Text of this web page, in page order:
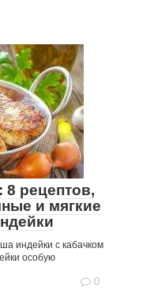
8 рецептов,
и мягкие
индейки с кабачком
особую
0